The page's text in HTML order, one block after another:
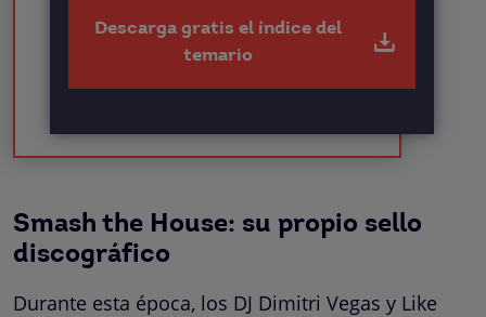
Descarga gratis el índice del
temario
Smash the House: su propio sello
discográfico
Durante esta época, los DJ Dimitri Vegas y Like